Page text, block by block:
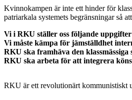
Kvinnokampen är inte ett hinder för
patriarkala systemets begränsningar så
Vi i RKU ställer oss följande
Vi måste kämpa för jämställdhet
RKU ska framhäva den
RKU ska arbeta för att integrera
RKU är ett revolutionärt kommunistiskt